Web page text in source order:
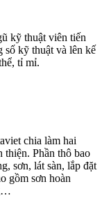
kỹ thuật viên tiến
số kỹ thuật và lên kế
tỉ mỉ.
chia làm hai
thiện. Phần thô bao
sơn, lát sàn, lắp đặt
gồm sơn hoàn